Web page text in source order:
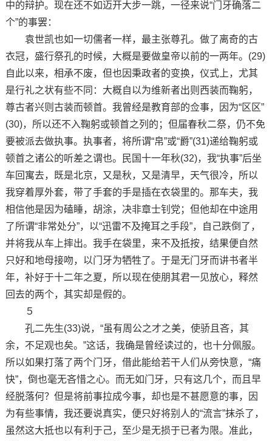
中的辩护。现在还不如迈开大步一跳，一径来说“门牙确落二
个”的事罢：
袁世凯也如一切儒者一样，最主张尊孔。做了离奇的古
衣冠，盛行祭孔的时候，大概是要做皇帝以前的一两年。(29)
自此以来，相承不废，但也因秉政者的变换，仪式上，尤其
是行礼之状有些不同：大概自以为维新者出则西装而鞠躬，
尊古者兴则古装而顿首。我曾经是教育部的佥事，因为“区区”
(30)，所以还不入鞠躬或顿首之列的；但届春秋二祭，仍不免
要被派去做执事。执事者，将所谓“帛”或“爵”(31)递给鞠躬或
顿首之诸公的听差之谓也。民国十一年秋(32)，我“执事”后坐
车回寓去，既是北京，又是秋，又是清早，天气很冷，所以
我穿着厚外套，带了手套的手是插在衣袋里的。那车夫，我
相信他是因为磕睡，胡涂，决非章士钊党；但他却在中途用
了所谓“非常处分”，以“迅雷不及掩耳之手段”，自己跌倒了，
并将我从车上摔出。我手在袋里，来不及抵按，结果便自然
只好和地母接吻，以门牙为牺牲了。于是无门牙而讲书者半
年，补好于十二年之夏，所以现在使朋其君一见放心，释然
回去的两个，其实却是假的。
５
孔二先生(33)说，“虽有周公之才之美，使骄且吝，其
余，不足观也矣。”这话，我确是曾经读过的，也十分佩服。
所以如果打落了两个门牙，借此能给若干人们从旁快意，“痛
快”，倒也毫无吝惜之心。而无如门牙，只有这几个，而且早
经脱落何？但是将前事拉成今事，却也是不甚愿意的事，因
为有些事情，我还要说真实，便只好将别人的“流言”抹杀了，
虽然这大抵也以有利于己，至少是无损于已者为限。准此，